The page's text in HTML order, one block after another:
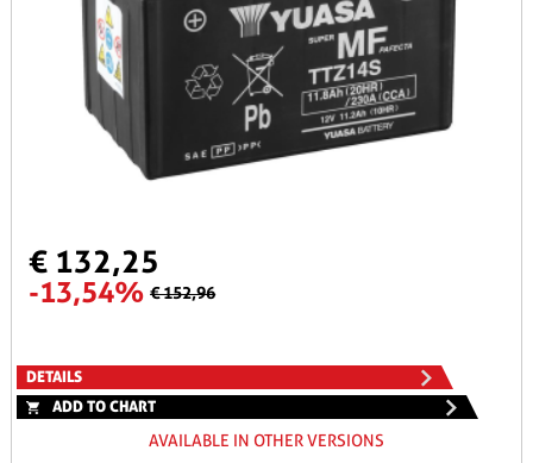
€ 132,25
-13,54% € 152,96
DETAILS
ADD TO CHART
AVAILABLE IN OTHER VERSIONS